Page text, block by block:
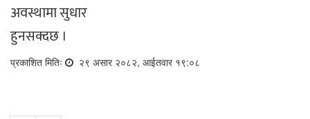
अवस्थामा सुधार
हुनसक्दछ ।
प्रकाशित मितिः २९ असार २०८२, आईतवार १९:०८